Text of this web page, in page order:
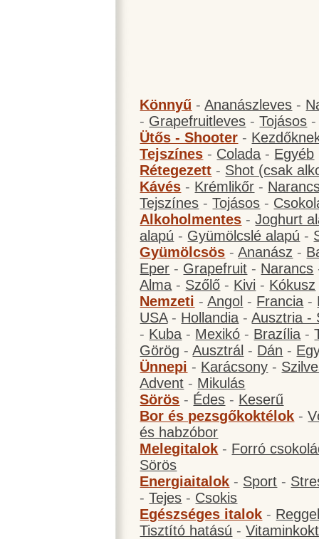
Könnyű -Ananászleves -
- Grapefruitleves -Tojásos
Ütős - Shooter -
Tejszínes - Colada - Egyéb
Rétegezett - Shot (csak
Kávés - Krémlikőr -
Tejszínes -Tojásos -
Alkoholmentes -Joghurt
alapú - Gyümölcslé alapú -
Gyümölcsös -Ananász -
Eper - Grapefruit - Narancs
Alma - Szőlő - Kivi - Kókusz
Nemzeti -Angol - Francia -
USA- Hollandia -Ausztria -
- Kuba - Mexikó - Brazília -
Görög -Ausztrál - Dán -
Ünnepi - Karácsony -
Advent - Mikulás
Sörös - Édes - Keserű
Bor és pezsgőkoktélok -
és habzóbor
Melegitalok - Forró
Sörös
Energiaitalok - Sport -
-Tejes - Csokis
Egészséges italok -
Tisztító hatású -